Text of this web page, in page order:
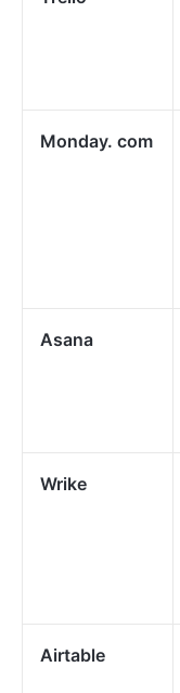
Monday. com
Asana
Wrike
Airtable